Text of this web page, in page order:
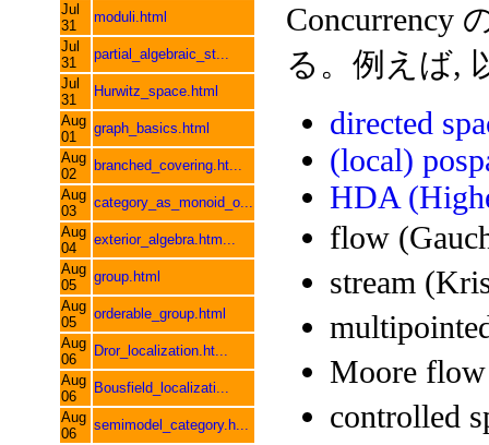
Jul
31
moduli.html
Jul
31
partial_algebraic_st...
Jul
31
Hurwitz_space.html
Aug
01
graph_basics.html
Aug
02
branched_covering.ht...
Aug
03
category_as_monoid_o...
Aug
04
exterior_algebra.htm...
Aug
05
group.html
Aug
05
orderable_group.html
Aug
06
Dror_localization.ht...
Aug
06
Bousfield_localizati...
Aug
06
semimodel_category.h...
Concurrency
る。例えば,
directed
(local)
HDA
flow
stream
Moore
controlled